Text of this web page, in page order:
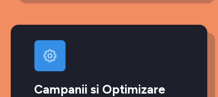
Campanii si Optimizare